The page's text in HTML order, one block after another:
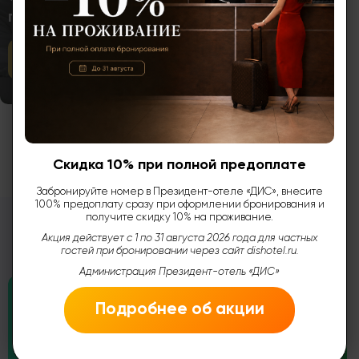
предоплате
Подробнее
Отзывы наших клиентов
Скидка 10% при полной предоплате
Забронируйте номер в Президент-отеле «ДИС», внесите
100% предоплату сразу при оформлении бронирования и
получите скидку 10% на проживание.
Акция действует с 1 по 31 августа 2026 года для частных
гостей при бронировании через сайт dishotel.ru.
Администрация Президент-отель «ДИС»
Подробнее об акции